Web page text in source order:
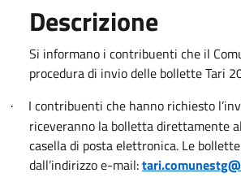
Descrizione
Si informano i contribuenti che il
procedura di invio delle bollette Tari
·
I contribuenti che hanno richiesto
riceveranno la bolletta direttamente
casella di posta elettronica. Le
dall’indirizzo e-mail: